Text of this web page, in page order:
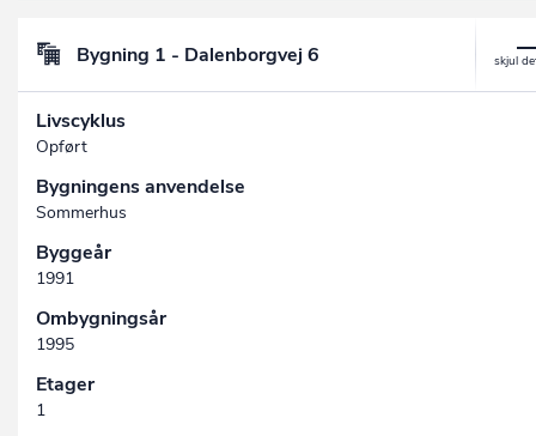
Bygning 1 - Dalenborgvej 6
Livscyklus
Opført
Bygningens anvendelse
Sommerhus
Byggeår
1991
Ombygningsår
1995
Etager
1